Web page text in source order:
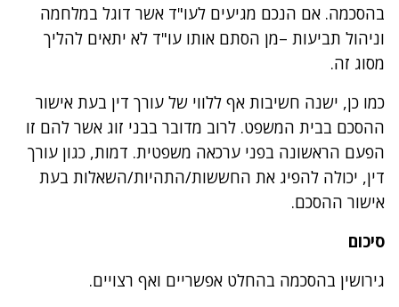
בהסכמה. אם הנכם מגיעים לעו"ד אשר דוגל במלחמה
וניהול תביעות –מן הסתם אותו עו"ד לא יתאים להליך
מסוג זה.
כמו כן, ישנה חשיבות אף ללווי של עורך דין בעת אישור
ההסכם בבית המשפט. לרוב מדובר בבני זוג אשר להם זו
הפעם הראשונה בפני ערכאה משפטית. דמות, כגון עורך
דין, יכולה להפיג את החששות/התהיות/השאלות בעת
אישור ההסכם.
סיכום
גירושין בהסכמה בהחלט אפשריים ואף רצויים.